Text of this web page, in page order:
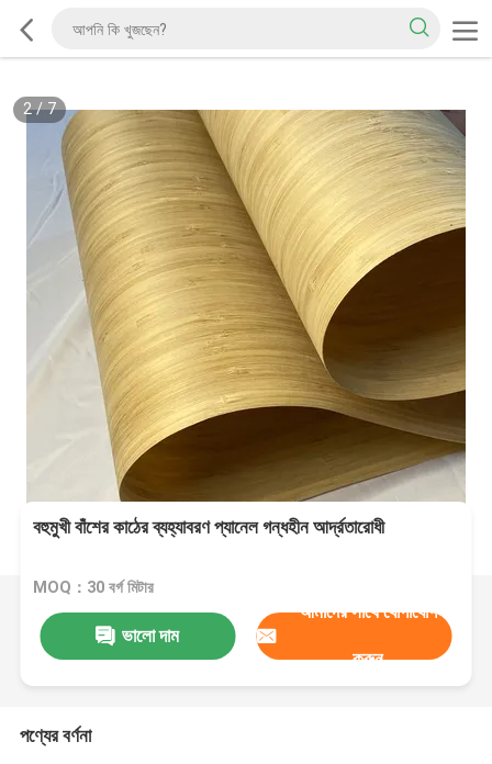
2/7
বহুমুখী বাঁশের কাঠের ব্যহ্যাবরণ প্যানেল গন্ধহীন আর্দ্রতারোধী
MOQ：30 বর্গ মিটার
ভালো দাম
আমাদের সাথে যোগাযোগ
করুন
পণ্যের বর্ণনা